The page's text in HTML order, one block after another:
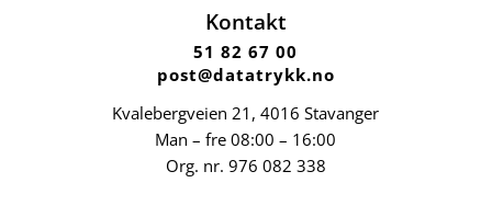
Kontakt
51 82 67 00
post@datatrykk.no
Kvalebergveien 21 , 4016 Stavanger
Man – fre 08:00 – 16:00
Org. nr. 976 082 338